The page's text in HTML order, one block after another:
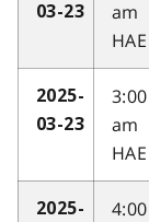
03-23
am
HAE
2025-
03-23
3:00
am
HAE
2025-
4:00